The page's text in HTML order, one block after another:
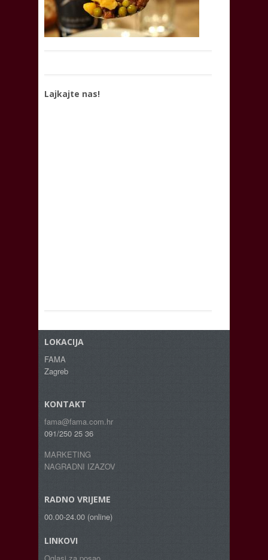
Lajkajte nas!
LOKACIJA
FAMA
Zagreb
KONTAKT
fama@fama.com.hr
091/250 25 36
MARKETING
NAGRADNI IZAZOV
RADNO VRIJEME
00.00-24.00 (online)
LINKOVI